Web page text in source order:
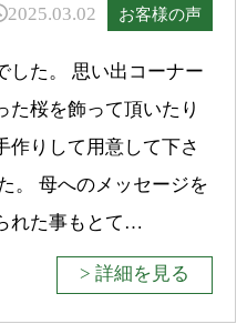
2025.03.02 お客様の声
した。 思い出コーナー
た桜を飾って頂いたり
作りして用意して下さ
。 母へのメッセージを
れた事もとて…
> 詳細を見る